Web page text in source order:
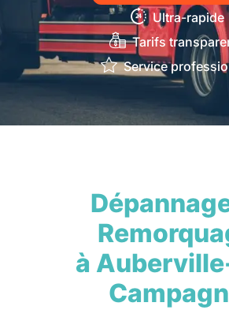
Ultra-rapide
Tarifs
Service
à